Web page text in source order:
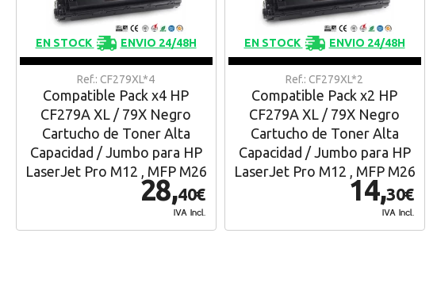
EN STOCK ENVIO 24/48H
Ref.: CF279XL*4
Compatible Pack x4 HP
CF279A XL / 79X Negro
Cartucho de Toner Alta
Capacidad / Jumbo para HP
LaserJet Pro M12 , MFP M26
28,40€
IVA Incl.
EN STOCK ENVIO 24/48H
Ref.: CF279XL*2
Compatible Pack x2 HP
CF279A XL / 79X Negro
Cartucho de Toner Alta
Capacidad / Jumbo para HP
LaserJet Pro M12 , MFP M26
14,30€
IVA Incl.